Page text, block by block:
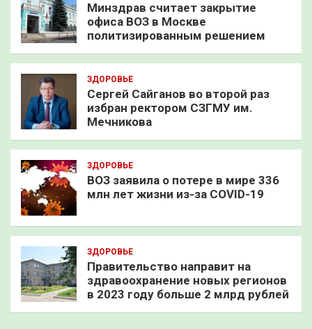
Минздрав считает закрытие
офиса ВОЗ в Москве
политизированным решением
ЗДОРОВЬЕ
Сергей Сайганов во второй раз
избран ректором СЗГМУ им.
Мечникова
ЗДОРОВЬЕ
ВОЗ заявила о потере в мире 336
млн лет жизни из-за COVID-19
ЗДОРОВЬЕ
Правительство направит на
здравоохранение новых регионов
в 2023 году больше 2 млрд рублей